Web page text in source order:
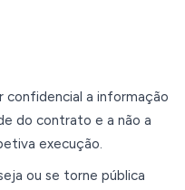
confidencial a informação
do contrato e a não a
execução.
ou se torne pública